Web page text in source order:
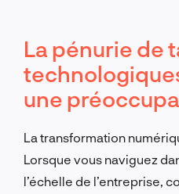
La pénurie de
une
La transformation
Lorsque vous naviguez
l’échelle de l’entreprise,